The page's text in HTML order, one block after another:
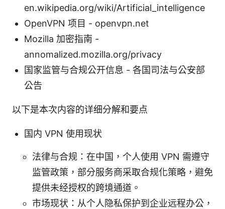
en.wikipedia.org/wiki/Artificial_intelligence
OpenVPN 项目 - openvpn.net
Mozilla 加密指南 -
annomalized.mozilla.org/privacy
国家监管与合规公开信息 - 各国司法与公安部
公告
以下是本次内容的详细分解和要点
国内 VPN 使用现状
法律与合规：在中国，个人使用 VPN 需遵守
监管政策，部分服务商采取合规化策略，避免
提供未经授权的跨境通道。
市场现状：从个人隐私保护到企业远程办公，